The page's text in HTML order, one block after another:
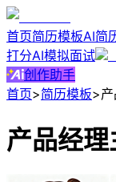
首页简历模板AI简
打分AI模拟面试
创作助手
首页>简历模板>
产品经